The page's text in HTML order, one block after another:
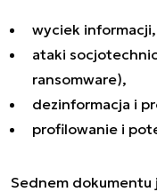
wyciek informacji,
ataki
ransomware),
dezinformacja i
profilowanie i
Sednem